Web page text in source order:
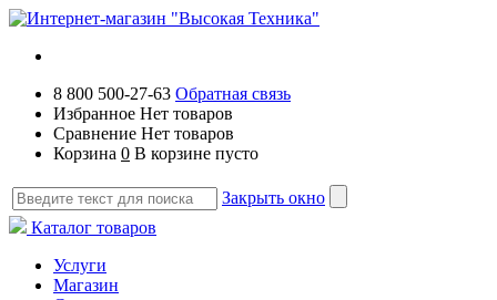
8 800 500-27-63 Обратная связь
Избранное Нет товаров
Сравнение Нет товаров
Корзина 0 В корзине пусто
Закрыть окно
Каталог товаров
Услуги
Магазин